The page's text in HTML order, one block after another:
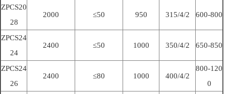
ZPCS20
28
2000 ≤50 950 315/4/2 600-800
ZPCS24
24
2400 ≤50 1000 350/4/2 650-850
ZPCS24
26
2400 ≤80 1000 400/4/2
800-120
0